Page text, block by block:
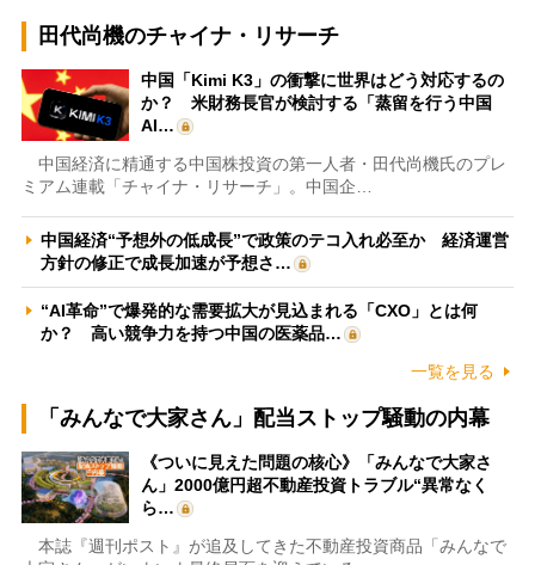
田代尚機のチャイナ・リサーチ
中国「Kimi K3」の衝撃に世界はどう対応するの
か？ 米財務長官が検討する「蒸留を行う中国
AI…
中国経済に精通する中国株投資の第一人者・田代尚機氏のプレ
ミアム連載「チャイナ・リサーチ」。中国企…
中国経済“予想外の低成長”で政策のテコ入れ必至か 経済運営
方針の修正で成長加速が予想さ…
“AI革命”で爆発的な需要拡大が見込まれる「CXO」とは何
か？ 高い競争力を持つ中国の医薬品…
一覧を見る
「みんなで大家さん」配当ストップ騒動の内幕
《ついに見えた問題の核心》「みんなで大家さ
ん」2000億円超不動産投資トラブル“異常なく
ら…
本誌『週刊ポスト』が追及してきた不動産投資商品「みんなで